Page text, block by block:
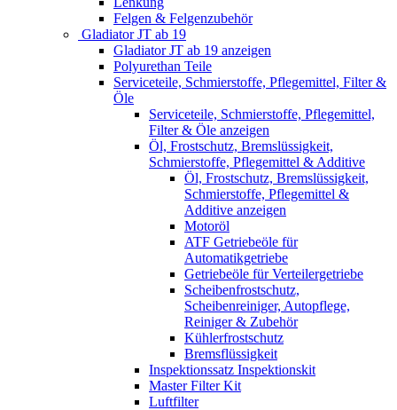
Felgen & Felgenzubehör
Gladiator JT ab 19
Gladiator JT ab 19 anzeigen
Polyurethan Teile
Serviceteile, Schmierstoffe, Pflegemittel, Filter &
Öle
Serviceteile, Schmierstoffe, Pflegemittel,
Filter & Öle anzeigen
Öl, Frostschutz, Bremslüssigkeit,
Schmierstoffe, Pflegemittel & Additive
Öl, Frostschutz, Bremslüssigkeit,
Schmierstoffe, Pflegemittel &
Additive anzeigen
Motoröl
ATF Getriebeöle für
Automatikgetriebe
Getriebeöle für Verteilergetriebe
Scheibenfrostschutz,
Scheibenreiniger, Autopflege,
Reiniger & Zubehör
Kühlerfrostschutz
Bremsflüssigkeit
Inspektionssatz Inspektionskit
Master Filter Kit
Luftfilter